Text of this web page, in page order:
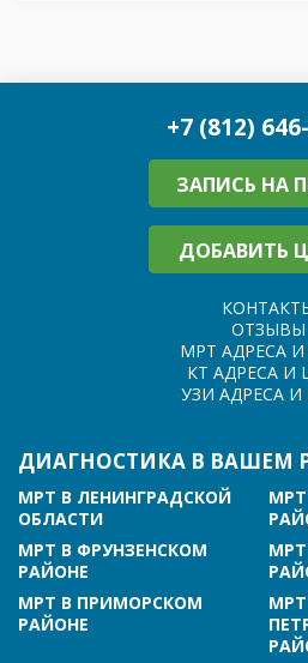
+7 (812)
ЗАПИСЬ НА
ДОБАВИТЬ
ОТЗЫВЫ
МРТ АДРЕСА
КТ АДРЕСА И
УЗИ АДРЕСА
ДИАГНОСТИКА В ВАШЕМ
МРТ В ЛЕНИНГРАДСКОЙ
ОБЛАСТИ
МРТ В ФРУНЗЕНСКОМ
РАЙОНЕ
МРТ В ПРИМОРСКОМ
РАЙОНЕ
МРТ